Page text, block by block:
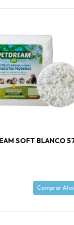
SOFT BLANCO
Comprar